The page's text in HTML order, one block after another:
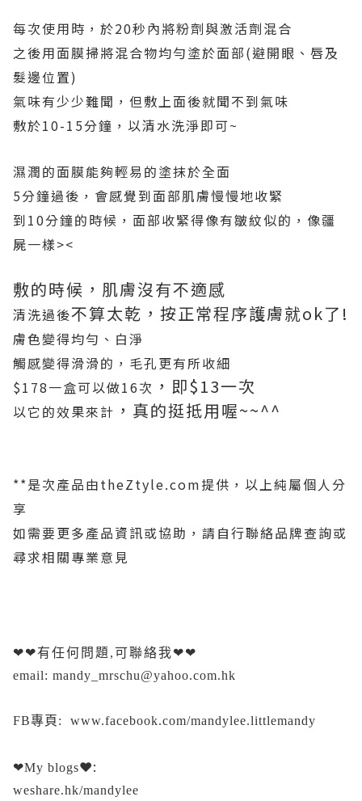
每次使用時，於20秒內將粉劑與激活劑混合
之後用面膜掃將混合物均勻塗於面部(避開眼、唇及
髮邊位置)
氣味有少少難聞，但敷上面後就聞不到氣味
敷於10-15分鐘，以清水洗淨即可~
濕潤的面膜能夠輕易的塗抹於全面
5分鐘過後，會感覺到面部肌膚慢慢地收緊
到10分鐘的時候，面部收緊得像有皺紋似的，像疆
屍一樣><
敷的時候，肌膚沒有不適感
清洗過後不算太乾，按正常程序護膚就ok了!
膚色變得均勻、白淨
觸感變得滑滑的，毛孔更有所收細
$178一盒可以做16次 ，即$13一次
以它的效果來計 ，真的挺抵用喔~~^^
**是次產品由theZtyle.com提供，以上純屬個人分
享
如需要更多產品資訊或協助，請自行聯絡品牌查詢或
尋求相關專業意見
❤❤有任何問題,可聯絡我❤❤
email: mandy_mrschu@yahoo.com.hk
FB專頁: www.facebook.com/mandylee.littlemandy
❤My blogs❤:
weshare.hk/mandylee